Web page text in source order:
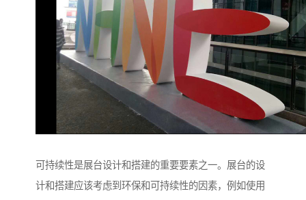
可持续性是展台设计和搭建的重要要素之一。展台的设
计和搭建应该考虑到环保和可持续性的因素，例如使用